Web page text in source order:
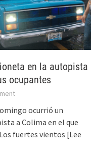
en la autopista
ocupantes
ocurrió un
a Colima en el que
fuertes vientos [Lee